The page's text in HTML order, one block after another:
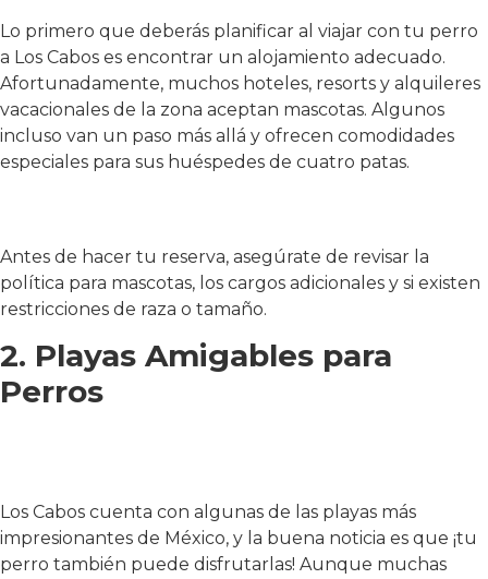
Lo primero que deberás planificar al viajar con tu perro
a Los Cabos es encontrar un alojamiento adecuado.
Afortunadamente, muchos hoteles, resorts y alquileres
vacacionales de la zona aceptan mascotas. Algunos
incluso van un paso más allá y ofrecen comodidades
especiales para sus huéspedes de cuatro patas.
Antes de hacer tu reserva, asegúrate de revisar la
política para mascotas, los cargos adicionales y si existen
restricciones de raza o tamaño.
2. Playas Amigables para
Perros
Los Cabos cuenta con algunas de las playas más
impresionantes de México, y la buena noticia es que ¡tu
perro también puede disfrutarlas! Aunque muchas